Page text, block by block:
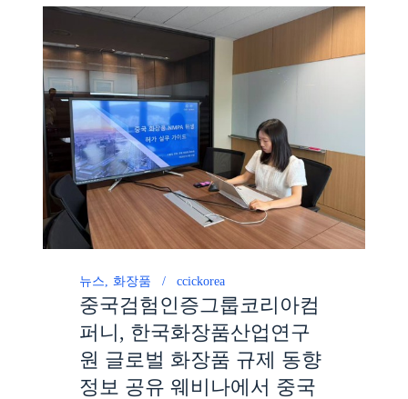
뉴스 화장품 ccickorea
중국검험인증그룹코리아컴
퍼니, 한국화장품산업연구
원 글로벌 화장품 규제 동향
정보 공유 웨비나에서 중국